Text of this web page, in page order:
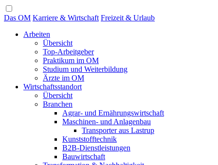
Das OM Karriere & Wirtschaft Freizeit & Urlaub
Arbeiten
Übersicht
Top-Arbeitgeber
Praktikum im OM
Studium und Weiterbildung
Ärzte im OM
Wirtschaftsstandort
Übersicht
Branchen
Agrar- und Ernährungswirtschaft
Maschinen- und Anlagenbau
Transporter aus Lastrup
Kunststofftechnik
B2B-Dienstleistungen
Bauwirtschaft